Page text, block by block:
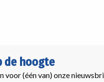
de hoogte
voor (één van) onze